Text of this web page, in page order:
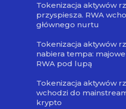
Tokenizacja aktywów
przyspiesza. RWA
głównego nurtu
Tokenizacja aktywów
nabiera tempa:
RWA pod lupą
Tokenizacja aktywów
wchodzi do
krypto